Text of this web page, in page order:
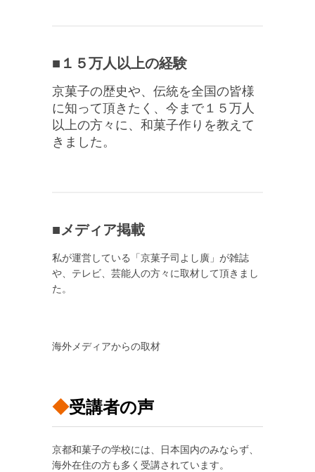
■１５万人以上の経験
京菓子の歴史や、伝統を全国の皆様
に知って頂きたく、今まで１５万人
以上の方々に、和菓子作りを教えて
きました。
■メディア掲載
私が運営している「京菓子司よし廣」が雑誌
や、テレビ、芸能人の方々に取材して頂きまし
た。
海外メディアからの取材
◆受講者の声
京都和菓子の学校には、日本国内のみならず、
海外在住の方も多く受講されています。